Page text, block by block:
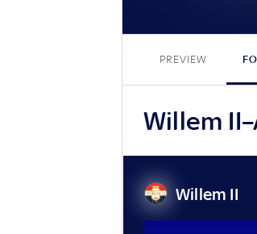
PREVIEW
Willem
Willem II